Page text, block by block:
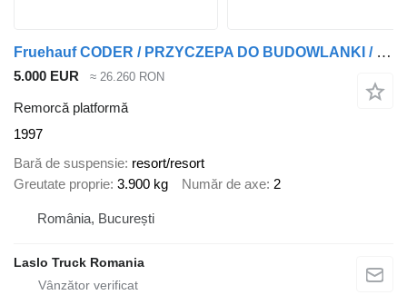
Fruehauf CODER / PRZYCZEPA DO BUDOWLANKI / Długość : 6 M / waga: 3900 kg
5.000 EUR ≈ 26.260 RON
Remorcă platformă
1997
Bară de suspensie resort/resort
Greutate proprie 3.900 kg Număr de axe 2
România, București
Laslo Truck Romania